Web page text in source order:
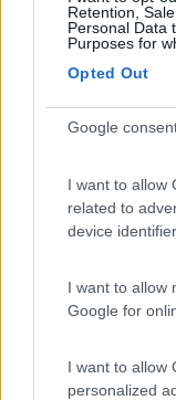
Retention,
Personal Data
Purposes for
Opted Out
Google
I want to allow
related to
device
I want to allow
Google for
I want to allow
personalized
dove si trova questo
nanett0
3197
Le foto sono della
vicino
peste04
ma è un posto
mese che abbiamo.